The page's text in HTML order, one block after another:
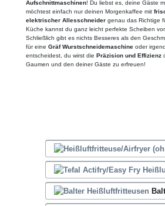
Aufschnittmaschinen! Du liebst es, deine Gäste
möchtest einfach nur deinen Morgenkaffee mit
elektrischer Allesschneider genau das Richtige
Küche kannst du ganz leicht perfekte Scheiben
Schließlich gibt es nichts Besseres als den
für eine Gräf Wurstschneidemaschine oder
entscheidest, du wirst die Präzision und Effizienz
Gaumen und den deiner Gäste zu erfreuen!